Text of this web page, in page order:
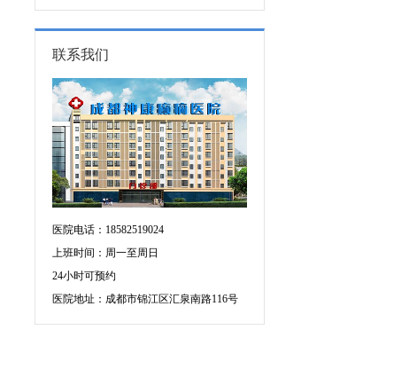
发作原因是什么?
联系我们
医院电话：18582519024
上班时间：周一至周日
24小时可预约
医院地址：成都市锦江区汇泉南路116号